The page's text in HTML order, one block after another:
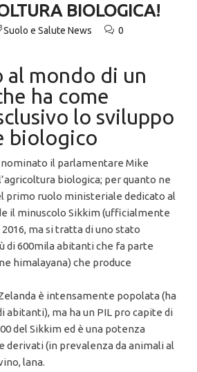
BIOLOGICA!
Suolo e Salute News 0
al mondo di un
ha come
lo sviluppo
biologico
nominato il parlamentare Mike
biologica; per quanto ne
primo ruolo ministeriale dedicato al
il minuscolo Sikkim (ufficialmente
ma si tratta di uno stato
di 600mila abitanti che fa parte
himalayana) che produce
è intensamente popolata (ha
abitanti), ma ha un PIL pro capite di
del Sikkim ed è una potenza
derivati (in prevalenza da animali al
lana.